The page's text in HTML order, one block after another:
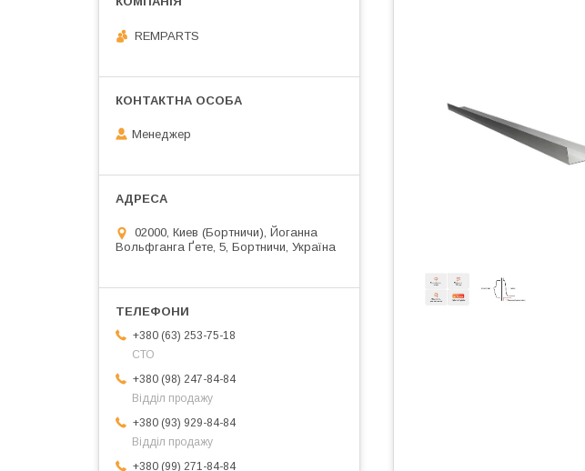
REMPARTS
Менеджер
02000, Киев (Бортничи), Йоганна
Вольфганга Ґете, 5, Бортничи, Україна
+380 (63) 253-75-18
СТО
+380 (98) 247-84-84
Відділ продажу
+380 (93) 929-84-84
Відділ продажу
+380 (99) 271-84-84